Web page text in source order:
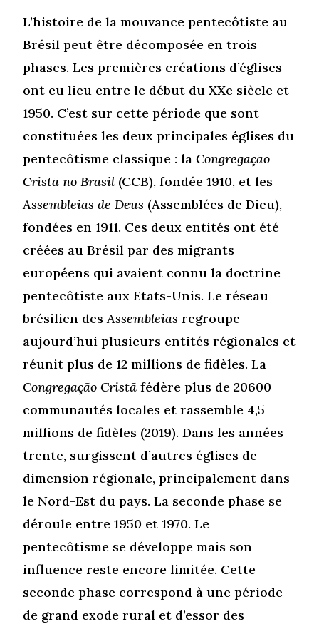
L’histoire de la mouvance pentecôtiste au
Brésil peut être décomposée en trois
phases. Les premières créations d’églises
ont eu lieu entre le début du XXe siècle et
1950. C’est sur cette période que sont
constituées les deux principales églises du
pentecôtisme classique : laCongregação
Cristã no Brasil (CCB), fondée 1910, et les
Assembleias de Deus (Assemblées de Dieu),
fondées en 1911. Ces deux entités ont été
créées au Brésil par des migrants
européens qui avaient connu la doctrine
pentecôtiste aux Etats-Unis. Le réseau
brésilien desAssembleias regroupe
aujourd’hui plusieurs entités régionales et
réunit plus de 12 millions de fidèles. La
Congregação Cristãfédère plus de 20600
communautés locales et rassemble 4,5
millions de fidèles (2019). Dans les années
trente, surgissent d’autres églises de
dimension régionale, principalement dans
le Nord-Est du pays. La seconde phase se
déroule entre 1950 et 1970. Le
pentecôtisme se développe mais son
influence reste encore limitée. Cette
seconde phase correspond à une période
de grand exode rural et d’essor des